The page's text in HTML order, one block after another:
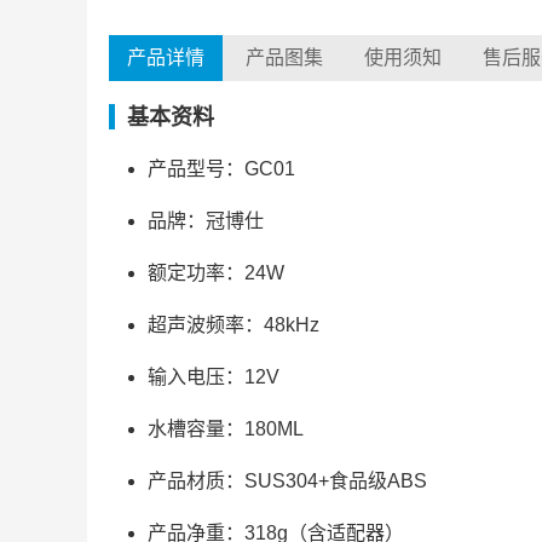
产品详情 产品图集 使用须知 售后
基本资料
产品型号：GC01
品牌：冠博仕
额定功率：24W
超声波频率：48kHz
输入电压：12V
水槽容量：180ML
产品材质：SUS304+食品级ABS
产品净重：318g（含适配器）